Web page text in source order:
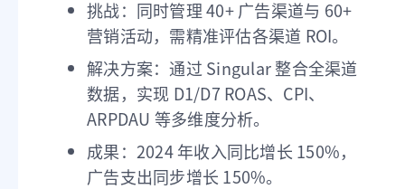
挑战：同时管理 40+ 广告渠道与 60+
营销活动，需精准评估各渠道 ROI。
解决方案：通过 Singular 整合全渠道
数据，实现 D1/D7 ROAS、CPI、
ARPDAU 等多维度分析。
成果：2024 年收入同比增长 150%，
广告支出同步增长 150%。